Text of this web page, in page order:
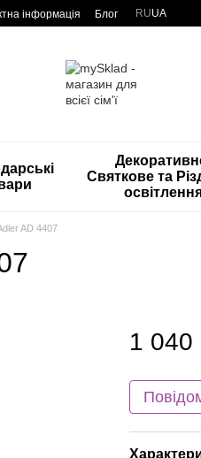
інформація Блог RUUA
Святкове та
AD 4407
1 040